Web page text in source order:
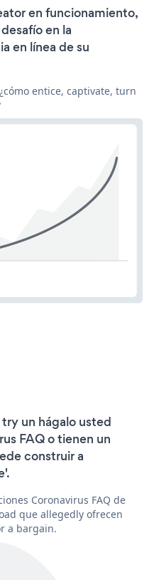
en funcionamiento,
en la
en línea de su
entice, captivate, turn
un hágalo usted
FAQ o tienen un
construir a
Coronavirus FAQ de
que allegedly ofrecen
a bargain.